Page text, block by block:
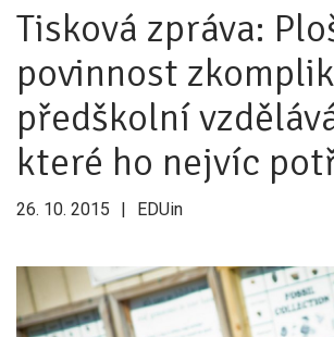
Všechny články
Analýzy
Audit vzdělávacího systému
Všechny analýzy
Tiskové zprávy
Pro média
Tisková zpráva:
povinnost
předškolní
které ho nejvíc
26. 10. 2015 EDUin